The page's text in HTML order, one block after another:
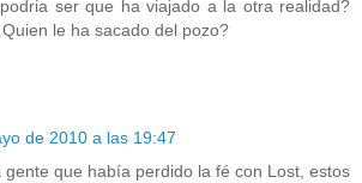
ser que ha viajado a la otra realidad?
le ha sacado del pozo?
de 2010 a las 19:47
gente que había perdido la fé con Lost, estos